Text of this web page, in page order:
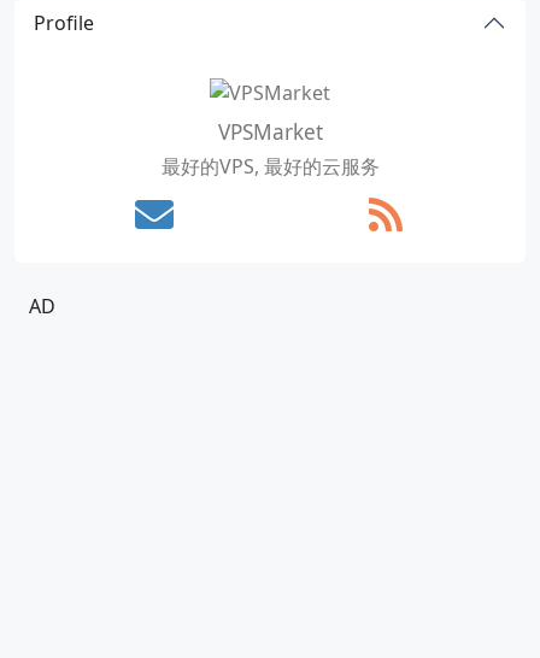
Profile
VPSMarket
最好的VPS, 最好的云服务
AD